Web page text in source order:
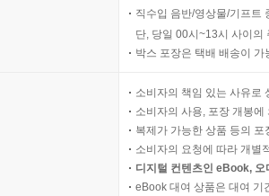
직수입 음반/영상물/기프트
단, 당일 00시~13시 사이의
박스 포장은 택배 배송이
소비자의 책임 있는 사유로
소비자의 사용, 포장 개봉
복제가 가능한 상품 등의
소비자의 요청에 따라 개별
디지털 컨텐츠인 eBook,
eBook 대여 상품은 대여 기